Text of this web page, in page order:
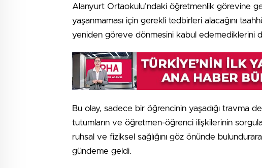
Alanyurt Ortaokulu’ndaki öğretmenlik görevine
yaşanmaması için gerekli tedbirleri alacağını
yeniden göreve dönmesini kabul edemediklerini
Bu olay, sadece bir öğrencinin yaşadığı travma
tutumların ve öğretmen-öğrenci ilişkilerinin
ruhsal ve fiziksel sağlığını göz önünde
gündeme geldi.